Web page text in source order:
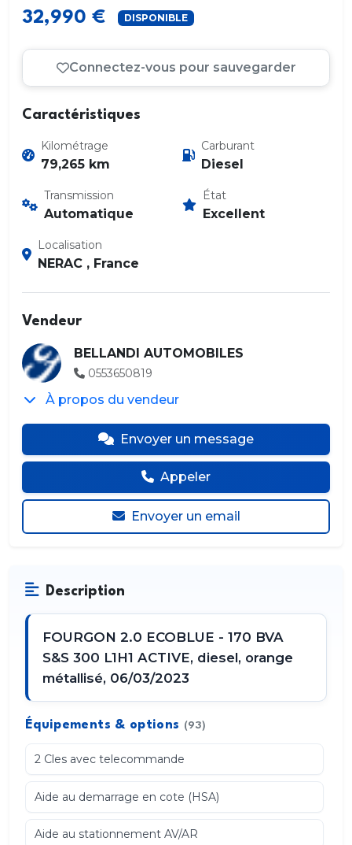
32,990 € DISPONIBLE
Connectez-vous pour sauvegarder
Caractéristiques
Kilométrage
79,265 km
Carburant
Diesel
Transmission
Automatique
État
Excellent
Localisation
NERAC , France
Vendeur
BELLANDI AUTOMOBILES
0553650819
À propos du vendeur
Envoyer un message
Appeler
Envoyer un email
Description
FOURGON 2.0 ECOBLUE - 170 BVA
S&S 300 L1H1 ACTIVE, diesel, orange
métallisé, 06/03/2023
Équipements & options (93)
2 Cles avec telecommande
Aide au demarrage en cote (HSA)
Aide au stationnement AV/AR